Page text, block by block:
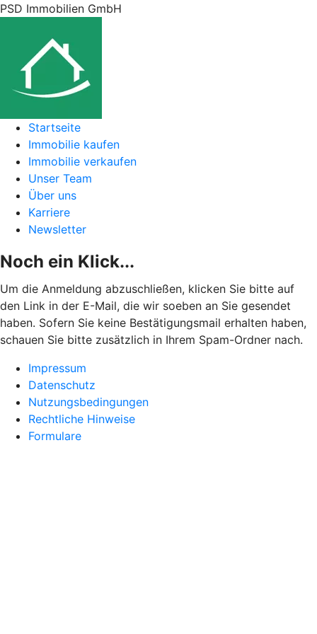
PSD Immobilien GmbH
Startseite
Immobilie kaufen
Immobilie verkaufen
Unser Team
Über uns
Karriere
Newsletter
Noch ein Klick...
Um die Anmeldung abzuschließen, klicken Sie bitte auf
den Link in der E-Mail, die wir soeben an Sie gesendet
haben. Sofern Sie keine Bestätigungsmail erhalten haben,
schauen Sie bitte zusätzlich in Ihrem Spam-Ordner nach.
Impressum
Datenschutz
Nutzungsbedingungen
Rechtliche Hinweise
Formulare